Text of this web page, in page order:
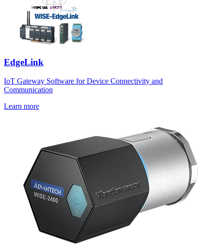
EdgeLink
IoT Gateway Software for Device Connectivity and
Communication
Learn more